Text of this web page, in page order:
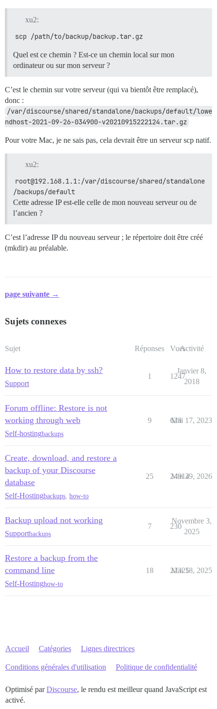
xu2:
scp /path/to/backup/backup.tar.gz
Quel est ce chemin ? Est-ce un chemin local sur mon
ordinateur ou sur mon serveur ?
C’est le chemin sur votre serveur (qui va bientôt être remplacé),
donc :
/var/discourse/shared/standalone/backups/default/lowe
ndhost-2021-09-26-034900-v20210915222124.tar.gz
Pour votre Mac, je ne sais pas, cela devrait être un serveur scp natif.
xu2:
root@192.168.1.1:/var/discourse/shared/standalone
/backups/default
Cette adresse IP est-elle celle de mon nouveau serveur ou de
l’ancien ?
C’est l’adresse IP du nouveau serveur ; le répertoire doit être créé
(mkdir) au préalable.
page suivante →
Sujets connexes
Sujet Réponses VuesActivité
How to restore data by ssh?
Support
1 1247
Janvier 8,
2018
Forum offline: Restore is not
working through web
Self-hostingbackups
9 628
Mai 17, 2023
Create, download, and restore a
backup of your Discourse
database
Self-Hostingbackups how-to
25 24914
Mai 29, 2026
Backup upload not working
Supportbackups
7 230
Novembre 3,
2025
Restore a backup from the
command line
Self-Hostinghow-to
18 22325
Mai 18, 2025
Accueil Catégories Lignes directrices
Conditions générales d'utilisation Politique de confidentialité
Optimisé parDiscourse, le rendu est meilleur quand JavaScript est
activé.